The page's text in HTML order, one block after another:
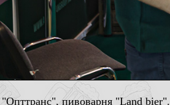
"Опттранс", пивоварня "Land bier".